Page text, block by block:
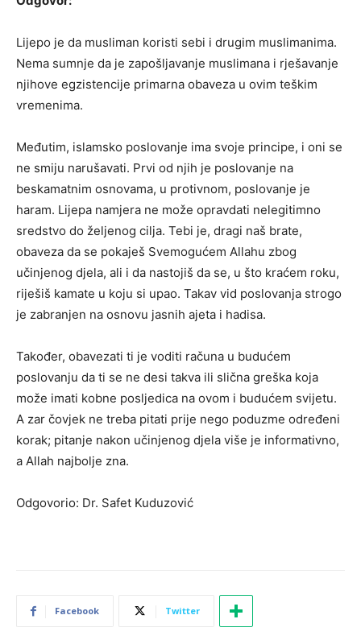
Lijepo je da musliman koristi sebi i drugim muslimanima.
Nema sumnje da je zapošljavanje muslimana i rješavanje
njihove egzistencije primarna obaveza u ovim teškim
vremenima.
Međutim, islamsko poslovanje ima svoje principe, i oni se
ne smiju narušavati. Prvi od njih je poslovanje na
beskamatnim osnovama, u protivnom, poslovanje je
haram. Lijepa namjera ne može opravdati nelegitimno
sredstvo do željenog cilja. Tebi je, dragi naš brate,
obaveza da se pokaješ Svemogućem Allahu zbog
učinjenog djela, ali i da nastojiš da se, u što kraćem roku,
riješiš kamate u koju si upao. Takav vid poslovanja strogo
je zabranjen na osnovu jasnih ajeta i hadisa.
Također, obavezati ti je voditi računa u budućem
poslovanju da ti se ne desi takva ili slična greška koja
može imati kobne posljedica na ovom i budućem svijetu.
A zar čovjek ne treba pitati prije nego poduzme određeni
korak; pitanje nakon učinjenog djela više je informativno,
a Allah najbolje zna.
Odgovorio: Dr. Safet Kuduzović
Facebook Twitter